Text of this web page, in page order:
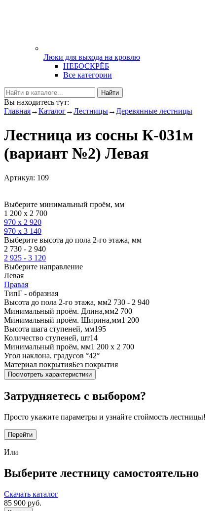
Люки для выхода на кровлю
НЕБОСКРЁБ
Все категории
Найти
Вы находитесь тут:
Главная→Каталог→Лестницы→ Деревянные лестницы
Лестница из сосны К-031м
(вариант №2) Левая
Артикул: 109
Выберите минимальный проём, мм
1 200 х 2 700
970 х 2 920
970 х 3 140
Выберите высота до пола 2-го этажа, мм
2 730 - 2 940
2 925 - 3 120
Выберите направление
Левая
Правая
ТипГ - образная
Высота до пола 2-го этажа, мм2 730 - 2 940
Минимальный проём. Длина,мм2 700
Минимальный проём. Ширина,мм1 200
Высота шага ступеней, мм195
Количество ступеней, шт14
Минимальный проём, мм1 200 х 2 700
Угол наклона, градусов °42°
Материал покрытияБез покрытия
Посмотреть характеристики
Затрудняетесь с выбором?
Просто укажите параметры и узнайте стоймость лестницы!
Перейти
Или
Выберите лестницу самостоятельно
Скачать каталог
85 900 руб.